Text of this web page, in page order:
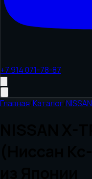
+7 914 071-78-87
Главная/Каталог/NISSAN